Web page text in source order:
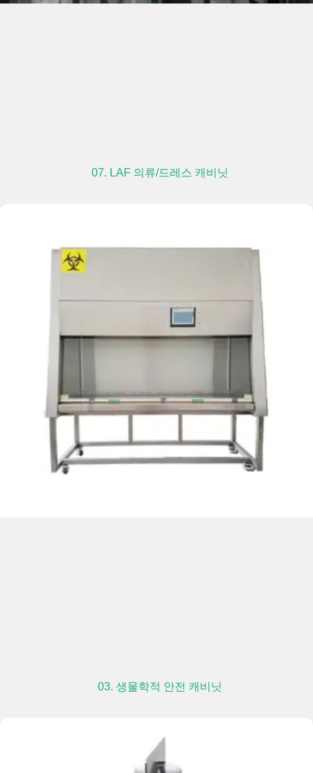
07. LAF 의류/드레스 캐비닛
03. 생물학적 안전 캐비닛